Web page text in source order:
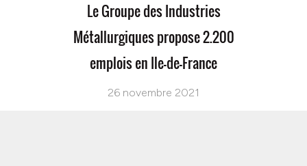
Le Groupe des Industries
Métallurgiques propose 2.200
emplois en Ile-de-France
26 novembre 2021